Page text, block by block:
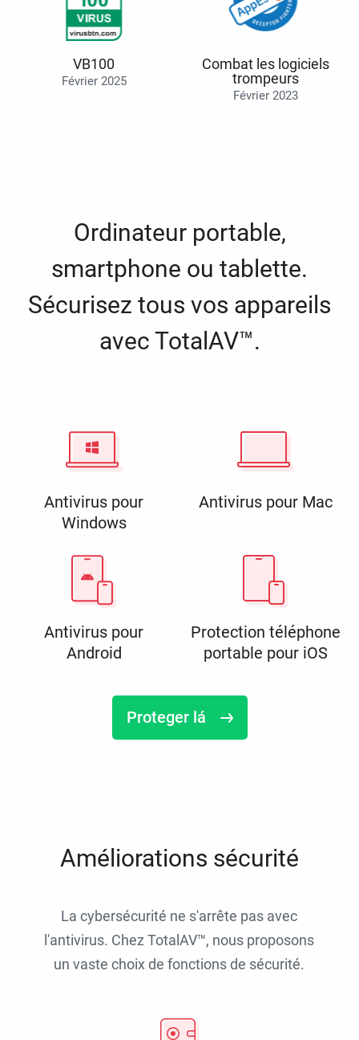
VB100
Février 2025
Combat les logiciels
trompeurs
Février 2023
Ordinateur portable,
smartphone ou tablette.
Sécurisez tous vos appareils
avec TotalAV™.
Antivirus pour
Windows
Antivirus pour Mac
Antivirus pour
Android
Protection téléphone
portable pour iOS
Proteger lá
Améliorations sécurité
La cybersécurité ne s'arrête pas avec
l'antivirus. Chez TotalAV™, nous proposons
un vaste choix de fonctions de sécurité.